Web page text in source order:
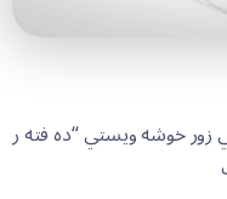
زور خوشه ويستي “ده فته ر